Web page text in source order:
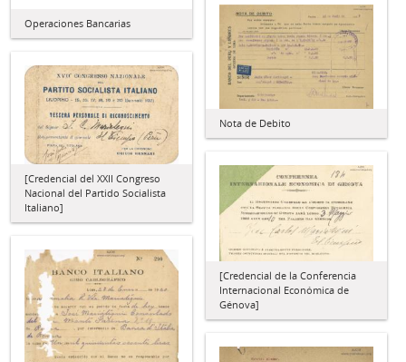
Operaciones Bancarias
Nota de Debito
[Credencial del XXII Congreso
Nacional del Partido Socialista
Italiano]
[Credencial de la Conferencia
Internacional Económica de
Génova]